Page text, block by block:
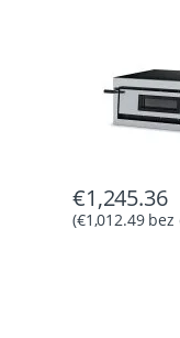
€1,245.36
(€1,012.49bez